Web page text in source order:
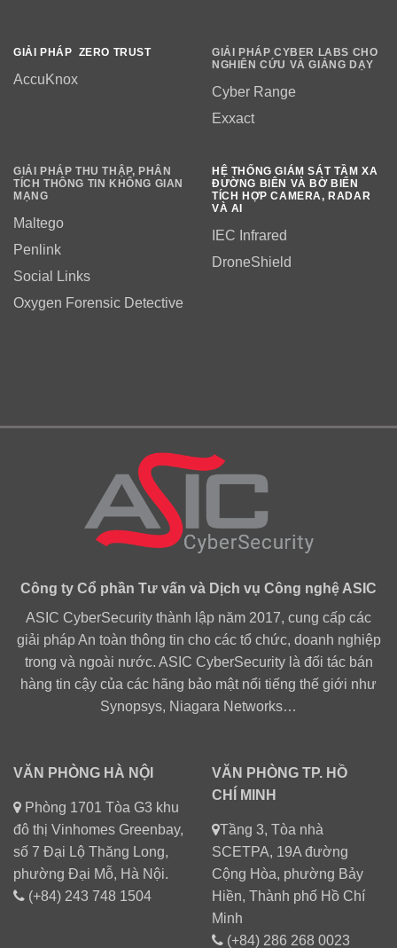
GIẢI PHÁP ZERO TRUST
AccuKnox
GIẢI PHÁP CYBER LABS CHO
NGHIÊN CỨU VÀ GIẢNG DẠY
Cyber Range
Exxact
GIẢI PHÁP THU THẬP, PHÂN
TÍCH THÔNG TIN KHÔNG GIAN
MẠNG
Maltego
Penlink
Social Links
Oxygen Forensic Detective
HỆ THỐNG GIÁM SÁT TẦM XA
ĐƯỜNG BIÊN VÀ BỜ BIỂN
TÍCH HỢP CAMERA, RADAR
VÀ AI
IEC Infrared
DroneShield
Công ty Cổ phần Tư vấn và Dịch vụ Công nghệ ASIC
ASIC CyberSecurity thành lập năm 2017, cung cấp các
giải pháp An toàn thông tin cho các tổ chức, doanh nghiệp
trong và ngoài nước. ASIC CyberSecurity là đối tác bán
hàng tin cậy của các hãng bảo mật nổi tiếng thế giới như
Synopsys, Niagara Networks…
VĂN PHÒNG HÀ NỘI
Phòng 1701 Tòa G3 khu
đô thị Vinhomes Greenbay,
số 7 Đại Lộ Thăng Long,
phường Đại Mỗ, Hà Nội.
(+84) 243 748 1504
VĂN PHÒNG TP. HỒ
CHÍ MINH
Tầng 3, Tòa nhà
SCETPA, 19A đường
Cộng Hòa, phường Bảy
Hiền, Thành phố Hồ Chí
Minh
(+84) 286 268 0023